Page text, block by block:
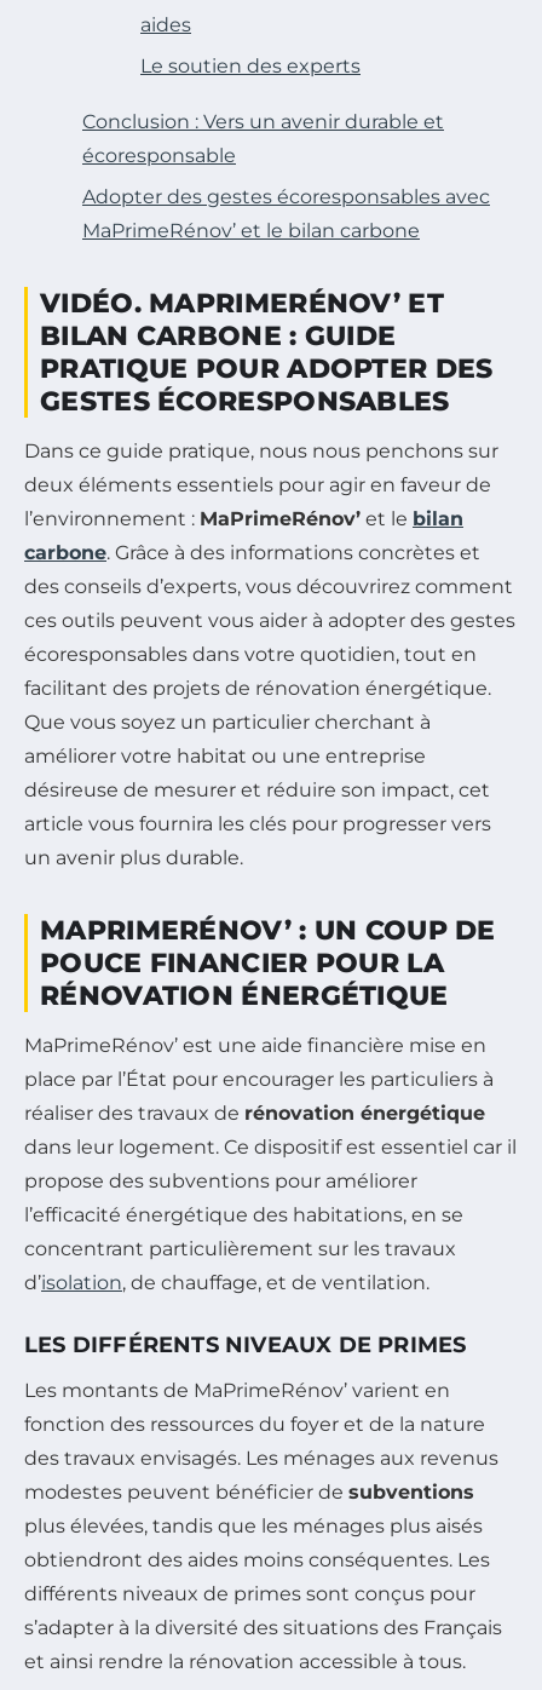
aides
Le soutien des experts
Conclusion : Vers un avenir durable et
écoresponsable
Adopter des gestes écoresponsables avec
MaPrimeRénov’ et le bilan carbone
VIDÉO. MAPRIMERÉNOV’ ET
BILAN CARBONE : GUIDE
PRATIQUE POUR ADOPTER DES
GESTES ÉCORESPONSABLES
Dans ce guide pratique, nous nous penchons sur
deux éléments essentiels pour agir en faveur de
l’environnement : MaPrimeRénov’ et le bilan
carbone. Grâce à des informations concrètes et
des conseils d’experts, vous découvrirez comment
ces outils peuvent vous aider à adopter des gestes
écoresponsables dans votre quotidien, tout en
facilitant des projets de rénovation énergétique.
Que vous soyez un particulier cherchant à
améliorer votre habitat ou une entreprise
désireuse de mesurer et réduire son impact, cet
article vous fournira les clés pour progresser vers
un avenir plus durable.
MAPRIMERÉNOV’ : UN COUP DE
POUCE FINANCIER POUR LA
RÉNOVATION ÉNERGÉTIQUE
MaPrimeRénov’ est une aide financière mise en
place par l’État pour encourager les particuliers à
réaliser des travaux de rénovation énergétique
dans leur logement. Ce dispositif est essentiel car il
propose des subventions pour améliorer
l’efficacité énergétique des habitations, en se
concentrant particulièrement sur les travaux
d’isolation, de chauffage, et de ventilation.
LES DIFFÉRENTS NIVEAUX DE PRIMES
Les montants de MaPrimeRénov’ varient en
fonction des ressources du foyer et de la nature
des travaux envisagés. Les ménages aux revenus
modestes peuvent bénéficier de subventions
plus élevées, tandis que les ménages plus aisés
obtiendront des aides moins conséquentes. Les
différents niveaux de primes sont conçus pour
s’adapter à la diversité des situations des Français
et ainsi rendre la rénovation accessible à tous.